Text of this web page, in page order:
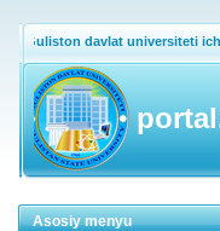
Guliston davlat universiteti
Asosiy menyu